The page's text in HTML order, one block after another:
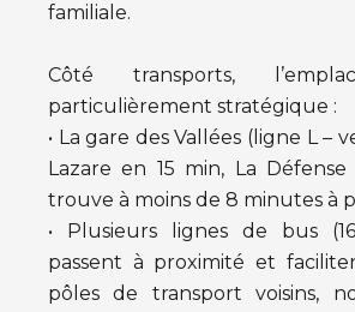
familiale.
Côté transports,
particulièrement stratégique :
• La gare des Vallées (ligne L –
Lazare en 15 min, La
trouve à moins de 8 minutes à
• Plusieurs lignes de bus
passent à proximité et
pôles de transport voisins,